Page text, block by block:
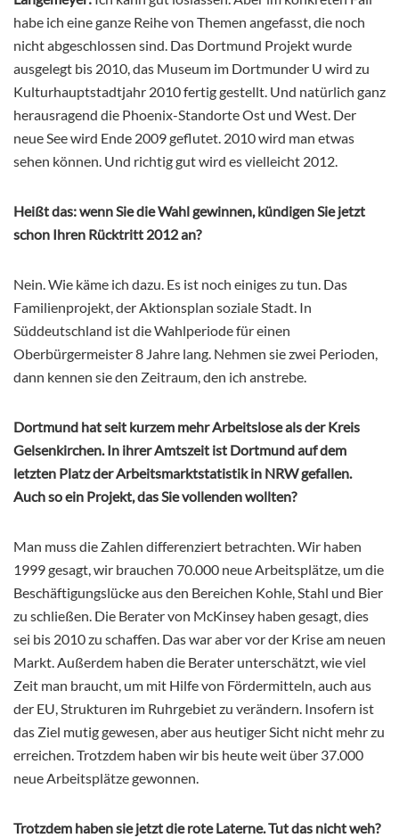
habe ich eine ganze Reihe von Themen angefasst, die noch
nicht abgeschlossen sind. Das Dortmund Projekt wurde
ausgelegt bis 2010, das Museum im Dortmunder U wird zu
Kulturhauptstadtjahr 2010 fertig gestellt. Und natürlich ganz
herausragend die Phoenix-Standorte Ost und West. Der
neue See wird Ende 2009 geflutet. 2010 wird man etwas
sehen können. Und richtig gut wird es vielleicht 2012.
Heißt das: wenn Sie die Wahl gewinnen, kündigen Sie jetzt
schon Ihren Rücktritt 2012 an?
Nein. Wie käme ich dazu. Es ist noch einiges zu tun. Das
Familienprojekt, der Aktionsplan soziale Stadt. In
Süddeutschland ist die Wahlperiode für einen
Oberbürgermeister 8 Jahre lang. Nehmen sie zwei Perioden,
dann kennen sie den Zeitraum, den ich anstrebe.
Dortmund hat seit kurzem mehr Arbeitslose als der Kreis
Gelsenkirchen. In ihrer Amtszeit ist Dortmund auf dem
letzten Platz der Arbeitsmarktstatistik in NRW gefallen.
Auch so ein Projekt, das Sie vollenden wollten?
Man muss die Zahlen differenziert betrachten. Wir haben
1999 gesagt, wir brauchen 70.000 neue Arbeitsplätze, um die
Beschäftigungslücke aus den Bereichen Kohle, Stahl und Bier
zu schließen. Die Berater von McKinsey haben gesagt, dies
sei bis 2010 zu schaffen. Das war aber vor der Krise am neuen
Markt. Außerdem haben die Berater unterschätzt, wie viel
Zeit man braucht, um mit Hilfe von Fördermitteln, auch aus
der EU, Strukturen im Ruhrgebiet zu verändern. Insofern ist
das Ziel mutig gewesen, aber aus heutiger Sicht nicht mehr zu
erreichen. Trotzdem haben wir bis heute weit über 37.000
neue Arbeitsplätze gewonnen.
Trotzdem haben sie jetzt die rote Laterne. Tut das nicht weh?